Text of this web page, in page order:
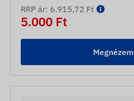
RRP ár: 6.915,72 Ft
5.000 Ft
Megnézem